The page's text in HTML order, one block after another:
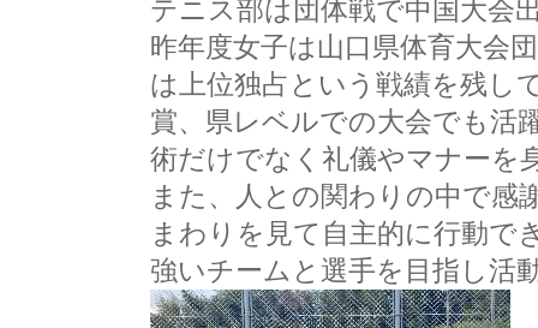
テニス部は団体戦で中国大会
昨年度女子は山口県体育大会
は上位独占という戦績を残し
賞、県レベルでの大会でも活
術だけでなく礼儀やマナーを
また、人との関わりの中で感
まわりを見て自主的に行動で
強いチームと選手を目指し活